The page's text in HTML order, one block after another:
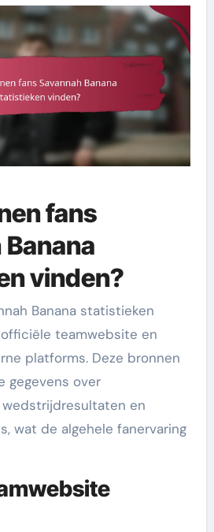
fans
vinden?
Banana statistieken
teamwebsite en
platforms. Deze bronnen
gegevens over
en
wat de algehele fanervaring